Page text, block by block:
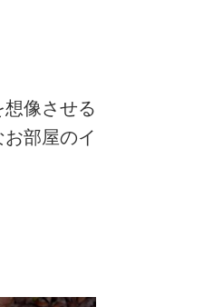
像させる
部屋のイ